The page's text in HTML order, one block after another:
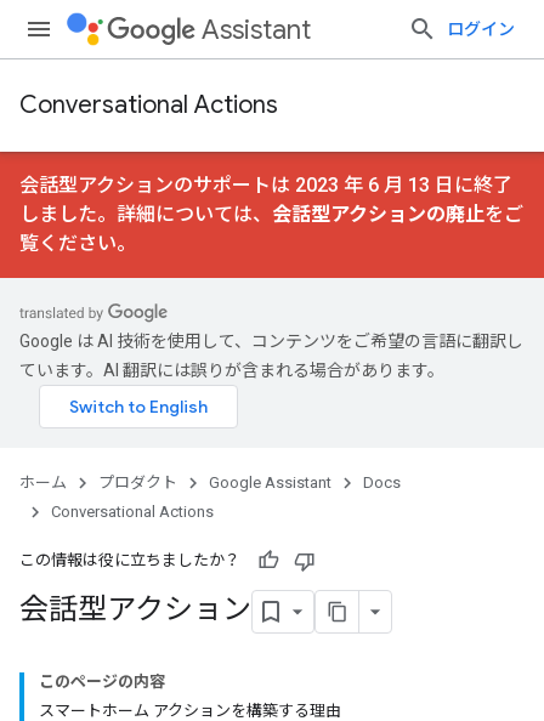
Assistant ログイン
Conversational Actions
会話型アクションのサポートは 2023 年 6 月 13 日に終了
しました。詳細については、 会話型アクションの廃止をご
覧ください。
Google は AI 技術を使用して、コンテンツをご希望の言語に翻訳し
ています。AI 翻訳には誤りが含まれる場合があります。
ホーム プロダクト Google Assistant
Docs
Conversational Actions
この情報は役に立ちましたか？
会話型アクション
このページの内容
スマートホーム アクションを構築する理由